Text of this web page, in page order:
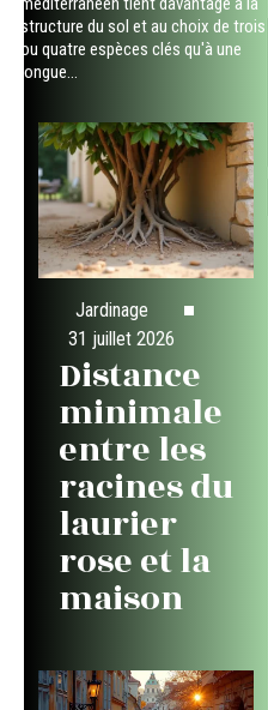
structure du sol et au choix de trois
ou quatre espèces clés qu'à une
longue…
Jardinage
31 juillet 2026
Distance
minimale
entre les
racines du
laurier
rose et la
maison